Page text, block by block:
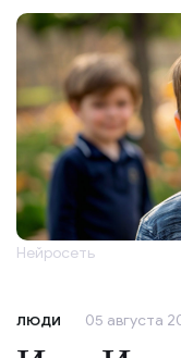
Нейросеть
ЛЮДИ 05 августа